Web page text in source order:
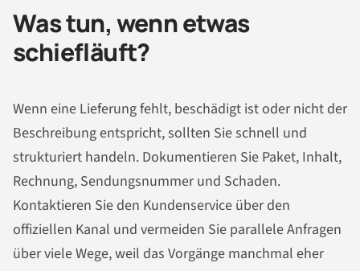
Was tun, wenn etwas
schiefläuft?
Wenn eine Lieferung fehlt, beschädigt ist oder nicht der
Beschreibung entspricht, sollten Sie schnell und
strukturiert handeln. Dokumentieren Sie Paket, Inhalt,
Rechnung, Sendungsnummer und Schaden.
Kontaktieren Sie den Kundenservice über den
offiziellen Kanal und vermeiden Sie parallele Anfragen
über viele Wege, weil das Vorgänge manchmal eher